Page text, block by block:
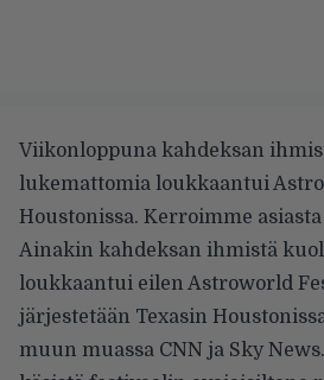
Viikonloppuna kahdeksan
lukemattomia loukkaantui
Houstonissa. Kerroimme asiasta
Ainakin kahdeksan ihmistä
loukkaantui eilen Astroworld
järjestetään Texasin
muun muassa CNN ja Sky